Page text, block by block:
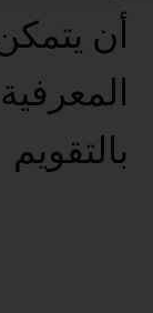
أن
بالتقويم